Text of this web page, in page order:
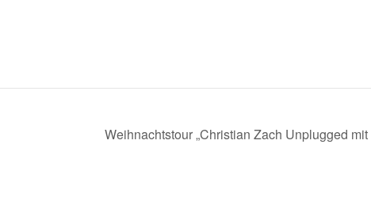
Weihnachtstour „Christian Zach Unplugged mit